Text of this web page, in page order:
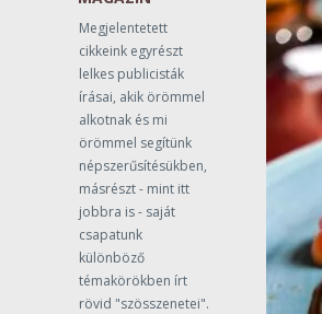
Megjelentetett
cikkeink egyrészt
lelkes publicisták
írásai, akik örömmel
alkotnak és mi
örömmel segítünk
népszerűsítésükben,
másrészt - mint itt
jobbra is - saját
csapatunk
különböző
témakörökben írt
rövid "szösszenetei".